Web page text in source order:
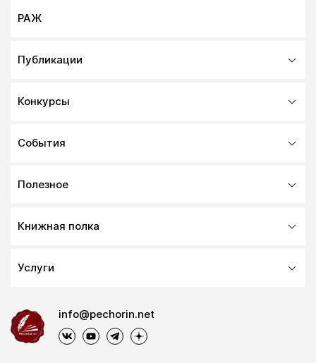
РАЖ
Публикации
Конкурсы
События
Полезное
Книжная полка
Услуги
info@pechorin.net